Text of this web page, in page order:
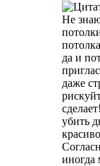
Не
да и
даже
убить
иногда